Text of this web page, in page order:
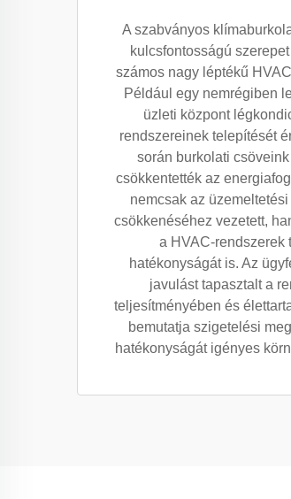
A szabványos
kulcsfontosságú
számos nagy léptékű
Például egy nemrégiben
üzleti központ
rendszereinek telepítését
során burkolati csöveink
csökkentették az
nemcsak az
csökkenéséhez vezetett,
a HVAC-rendszerek
hatékonyságát is. Az
javulást tapasztalt a
teljesítményében és
bemutatja szigetelési
hatékonyságát igényes